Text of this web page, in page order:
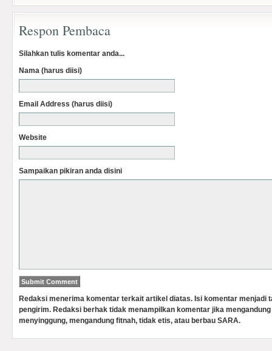
Respon Pembaca
Silahkan tulis komentar anda...
Nama (harus diisi)
Email Address (harus diisi)
Website
Sampaikan pikiran anda disini
Redaksi menerima komentar terkait artikel diatas. Isi komentar menjadi
pengirim. Redaksi berhak tidak menampilkan komentar jika
menyinggung, mengandung fitnah, tidak etis, atau berbau SARA.